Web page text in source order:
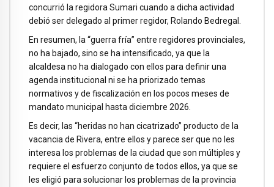
concurrió la regidora Sumari cuando a dicha actividad
debió ser delegado al primer regidor, Rolando Bedregal.
En resumen, la “guerra fría” entre regidores provinciales,
no ha bajado, sino se ha intensificado, ya que la
alcaldesa no ha dialogado con ellos para definir una
agenda institucional ni se ha priorizado temas
normativos y de fiscalización en los pocos meses de
mandato municipal hasta diciembre 2026.
Es decir, las “heridas no han cicatrizado” producto de la
vacancia de Rivera, entre ellos y parece ser que no les
interesa los problemas de la ciudad que son múltiples y
requiere el esfuerzo conjunto de todos ellos, ya que se
les eligió para solucionar los problemas de la provincia